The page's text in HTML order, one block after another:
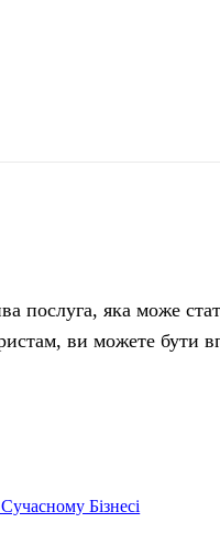
послуга, яка може
ви можете бути
Бізнесі